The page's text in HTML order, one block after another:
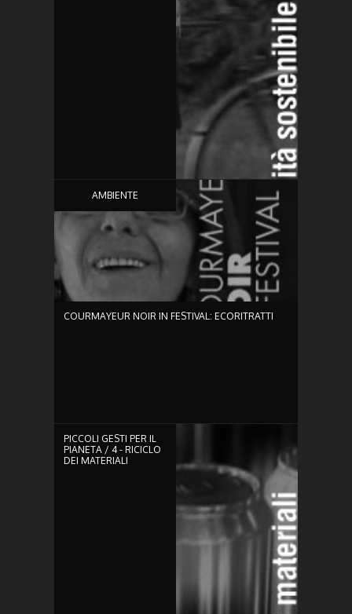
AMBIENTE
COURMAYEUR NOIR IN FESTIVAL: ECORITRATTI
PICCOLI GESTI PER IL
PIANETA / 4 - RICICLO
DEI MATERIALI